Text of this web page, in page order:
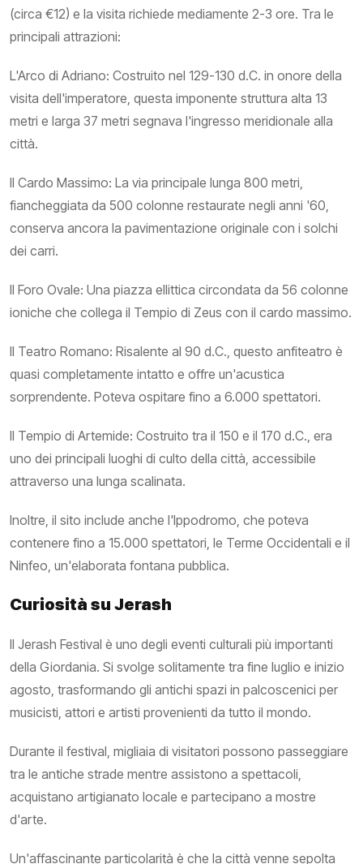
(circa €12) e la visita richiede mediamente 2-3 ore. Tra le
principali attrazioni:
L'Arco di Adriano: Costruito nel 129-130 d.C. in onore della
visita dell'imperatore, questa imponente struttura alta 13
metri e larga 37 metri segnava l'ingresso meridionale alla
città.
Il Cardo Massimo: La via principale lunga 800 metri,
fiancheggiata da 500 colonne restaurate negli anni '60,
conserva ancora la pavimentazione originale con i solchi
dei carri.
Il Foro Ovale: Una piazza ellittica circondata da 56 colonne
ioniche che collega il Tempio di Zeus con il cardo massimo.
Il Teatro Romano: Risalente al 90 d.C., questo anfiteatro è
quasi completamente intatto e offre un'acustica
sorprendente. Poteva ospitare fino a 6.000 spettatori.
Il Tempio di Artemide: Costruito tra il 150 e il 170 d.C., era
uno dei principali luoghi di culto della città, accessibile
attraverso una lunga scalinata.
Inoltre, il sito include anche l'Ippodromo, che poteva
contenere fino a 15.000 spettatori, le Terme Occidentali e il
Ninfeo, un'elaborata fontana pubblica.
Curiosità su Jerash
Il Jerash Festival è uno degli eventi culturali più importanti
della Giordania. Si svolge solitamente tra fine luglio e inizio
agosto, trasformando gli antichi spazi in palcoscenici per
musicisti, attori e artisti provenienti da tutto il mondo.
Durante il festival, migliaia di visitatori possono passeggiare
tra le antiche strade mentre assistono a spettacoli,
acquistano artigianato locale e partecipano a mostre
d'arte.
Un'affascinante particolarità è che la città venne sepolta